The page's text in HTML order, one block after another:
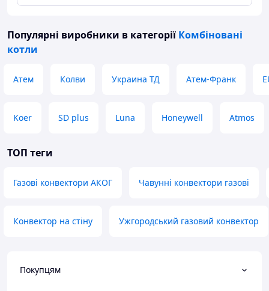
Популярні виробники в категорії Комбіновані
котли
Атем Колви Украина ТД Атем-Франк
Koer SD plus Luna Honeywell Atmos
ТОП теги
Газові конвектори АКОГ Чавунні конвектори газові
Конвектор на стіну Ужгородський газовий конвектор
Покупцям